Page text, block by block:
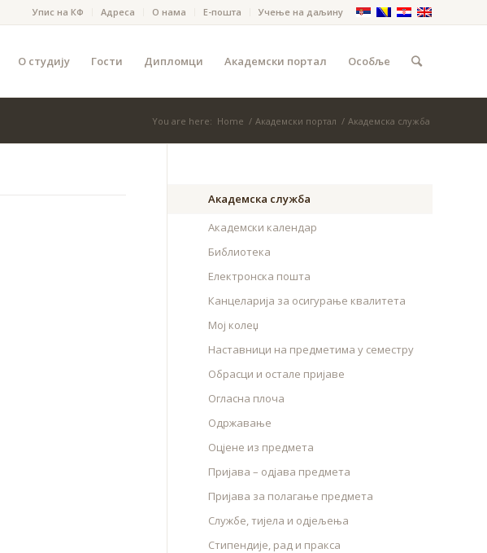
Упис на КФ Адреса О нама Е-пошта Учење на даљину
О студију Гости Дипломци Академски портал Особље
You are here: Home / Академски портал / Академска служба
Академска служба
Академски календар
Библиотека
Електронска пошта
Канцеларија за осигурање квалитета
Мој колеџ
Наставници на предметима у семестру
Обрасци и остале пријаве
Огласна плоча
Одржавање
Оцјене из предмета
Пријава – одјава предмета
Пријава за полагање предмета
Службе, тијела и одјељења
Стипендије, рад и пракса